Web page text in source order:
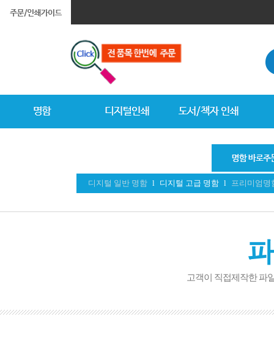
디지털 일반 명함 l 디지털 고급 명함 l 프리미엄명
고객이 직접제작한 파